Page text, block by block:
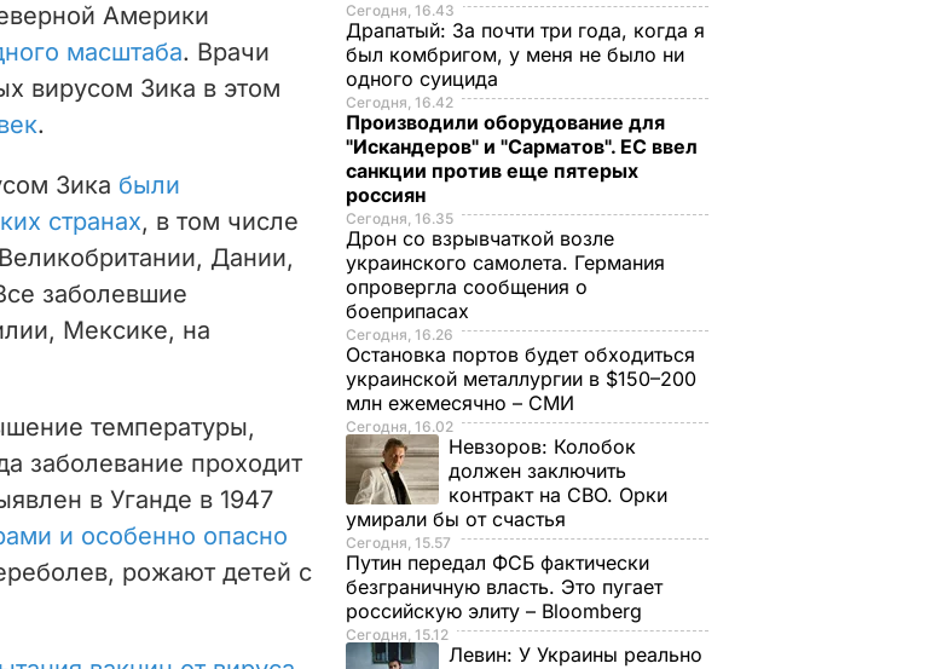
Америки
масштаба. Врачи
вирусом Зика в этом
.
Зика были
странах, в том числе
Дании,
заболевшие
Мексике, на
температуры,
заболевание проходит
в Уганде в 1947
и особенно опасно
рожают детей с
Сегодня, 16.43
Драпатый: За почти три года, когда я
был комбригом, у меня не было ни
одного суицида
Сегодня, 16.42
Производили оборудование для
"Искандеров" и "Сарматов". ЕС ввел
санкции против еще пятерых
россиян
Сегодня, 16.35
Дрон со взрывчаткой возле
украинского самолета. Германия
опровергла сообщения о
боеприпасах
Сегодня, 16.26
Остановка портов будет обходиться
украинской металлургии в $150–200
млн ежемесячно – СМИ
Сегодня, 16.02
Невзоров: Колобок
должен заключить
контракт на СВО. Орки
умирали бы от счастья
Сегодня, 15.57
Путин передал ФСБ фактически
безграничную власть. Это пугает
российскую элиту – Bloomberg
Сегодня, 15.12
Левин: У Украины реально